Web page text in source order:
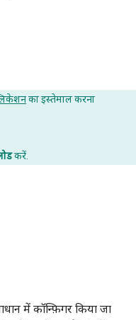
का इस्तेमाल करना
करें.
में कॉन्फ़िगर किया जा